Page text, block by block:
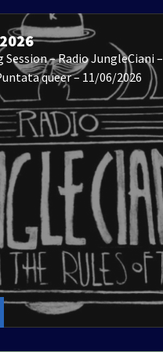
– Radio JungleCiani –
queer – 11/06/2026